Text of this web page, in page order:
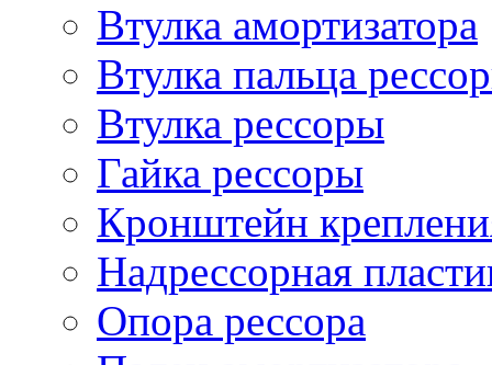
Втулка амортизатора
Втулка пальца
Втулка рессоры
Гайка рессоры
Кронштейн
Надрессорная
Опора рессора